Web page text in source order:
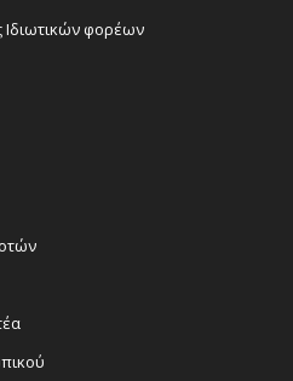
φορέων